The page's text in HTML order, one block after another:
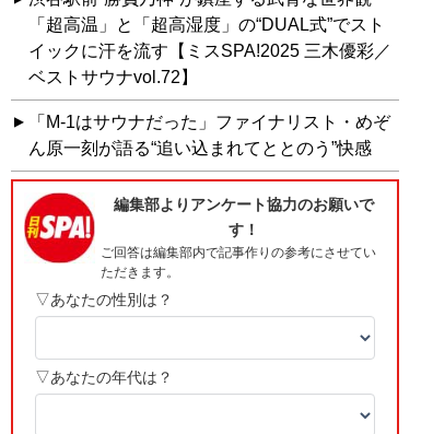
「超高温」と「超高湿度」の“DUAL式”でスト
イックに汗を流す【ミスSPA!2025 三木優彩／
ベストサウナvol.72】
「M-1はサウナだった」ファイナリスト・めぞ
ん原一刻が語る“追い込まれてととのう”快感